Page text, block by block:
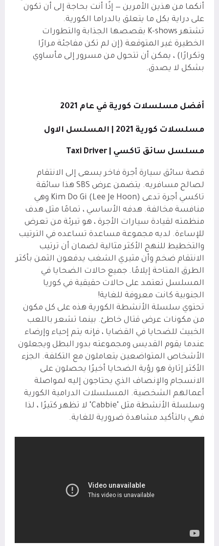
أنكما من هذين الأمرين — إذًا أنت بحاجة إلى أن تكون
على دراية بكل ما يتعلق بالدراما الكورية.
تشتهر K-shows بقصصها الجذابة والتطورات
الخطيرة غير المتوقعة (إن لم تكن مفاجئة مرارًا
وتكرارًا) ، يمكن أن تتحول من مسرور إلى مأساوي
بشكل لا يصدق.
أفضل مسلسلات كورية في عام 2021
مسلسلات كورية 2021 | المسلسل الاول
مسلسل سائق تاكسي |Taxi Driver
قصة سائق سيارة أجرة فاخر يسعى إلى الانتقام
لصالح مسافريه. يتضمن عرض SBS هذا سائقة
تاكسي أجرة تدعى Kim Do Gi (Lee Je Hoon) وهي
منافسة مخالفة. هدفه الأساسي ، تمامًا مثل هدف
منظمته لقيادة سيارات الأجرة ، هو تبرئة من تعرض
للإساءة. لديه مجموعة مساعدة تساعده في الترتيب
والتخطيط للنهج الأكثر مثالية لضمان أن ترتيب
الانتقام ضخم وأن مثيري الشغب يدفعون الثمن بأكثر
الطرق المتاحة إيلامًا. جميع حالات الضحايا في
المسلسل تعتمد على حالات حقيقية في كوريا
الجنوبية كانت معروفة للغاية!
تحتوي سلسلة الأنشطة الكورية هذه على كل مكون
من مكونات عرض قتال خاطئ. بينما تشعر باللعب
الخبيث للضحايا في القضايا ، فإنه يتم إحياء وإرضاء
عندما يقوم القديس ومجموعته بدور البطل ويجعلون
الأشخاص المتواضعين يتعاملون مع التكلفة. الجزء
الأكثر إثارة هو رؤية الضحايا أخيرًا يحصلون على
الانسجام والإنصاف الذي يحتاجون إليه لمواصلة
أعمالهم الشخصية. المسلسلات الدرامية الكورية
وسلسلة الأنشطة مثل "Cabbie" لا تظهر كثيرًا ، لذا
فهي بالتأكيد مشاهدة ضرورية للغاية.